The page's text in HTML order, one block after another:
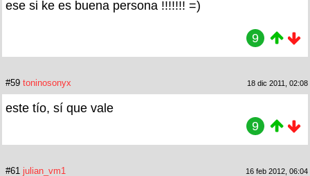
ese si ke es buena persona !!!!!!! =)
9
#59 toninosonyx 18 dic 2011, 02:08
este tío, sí que vale
9
#61 julian_vm1 16 feb 2012, 06:04